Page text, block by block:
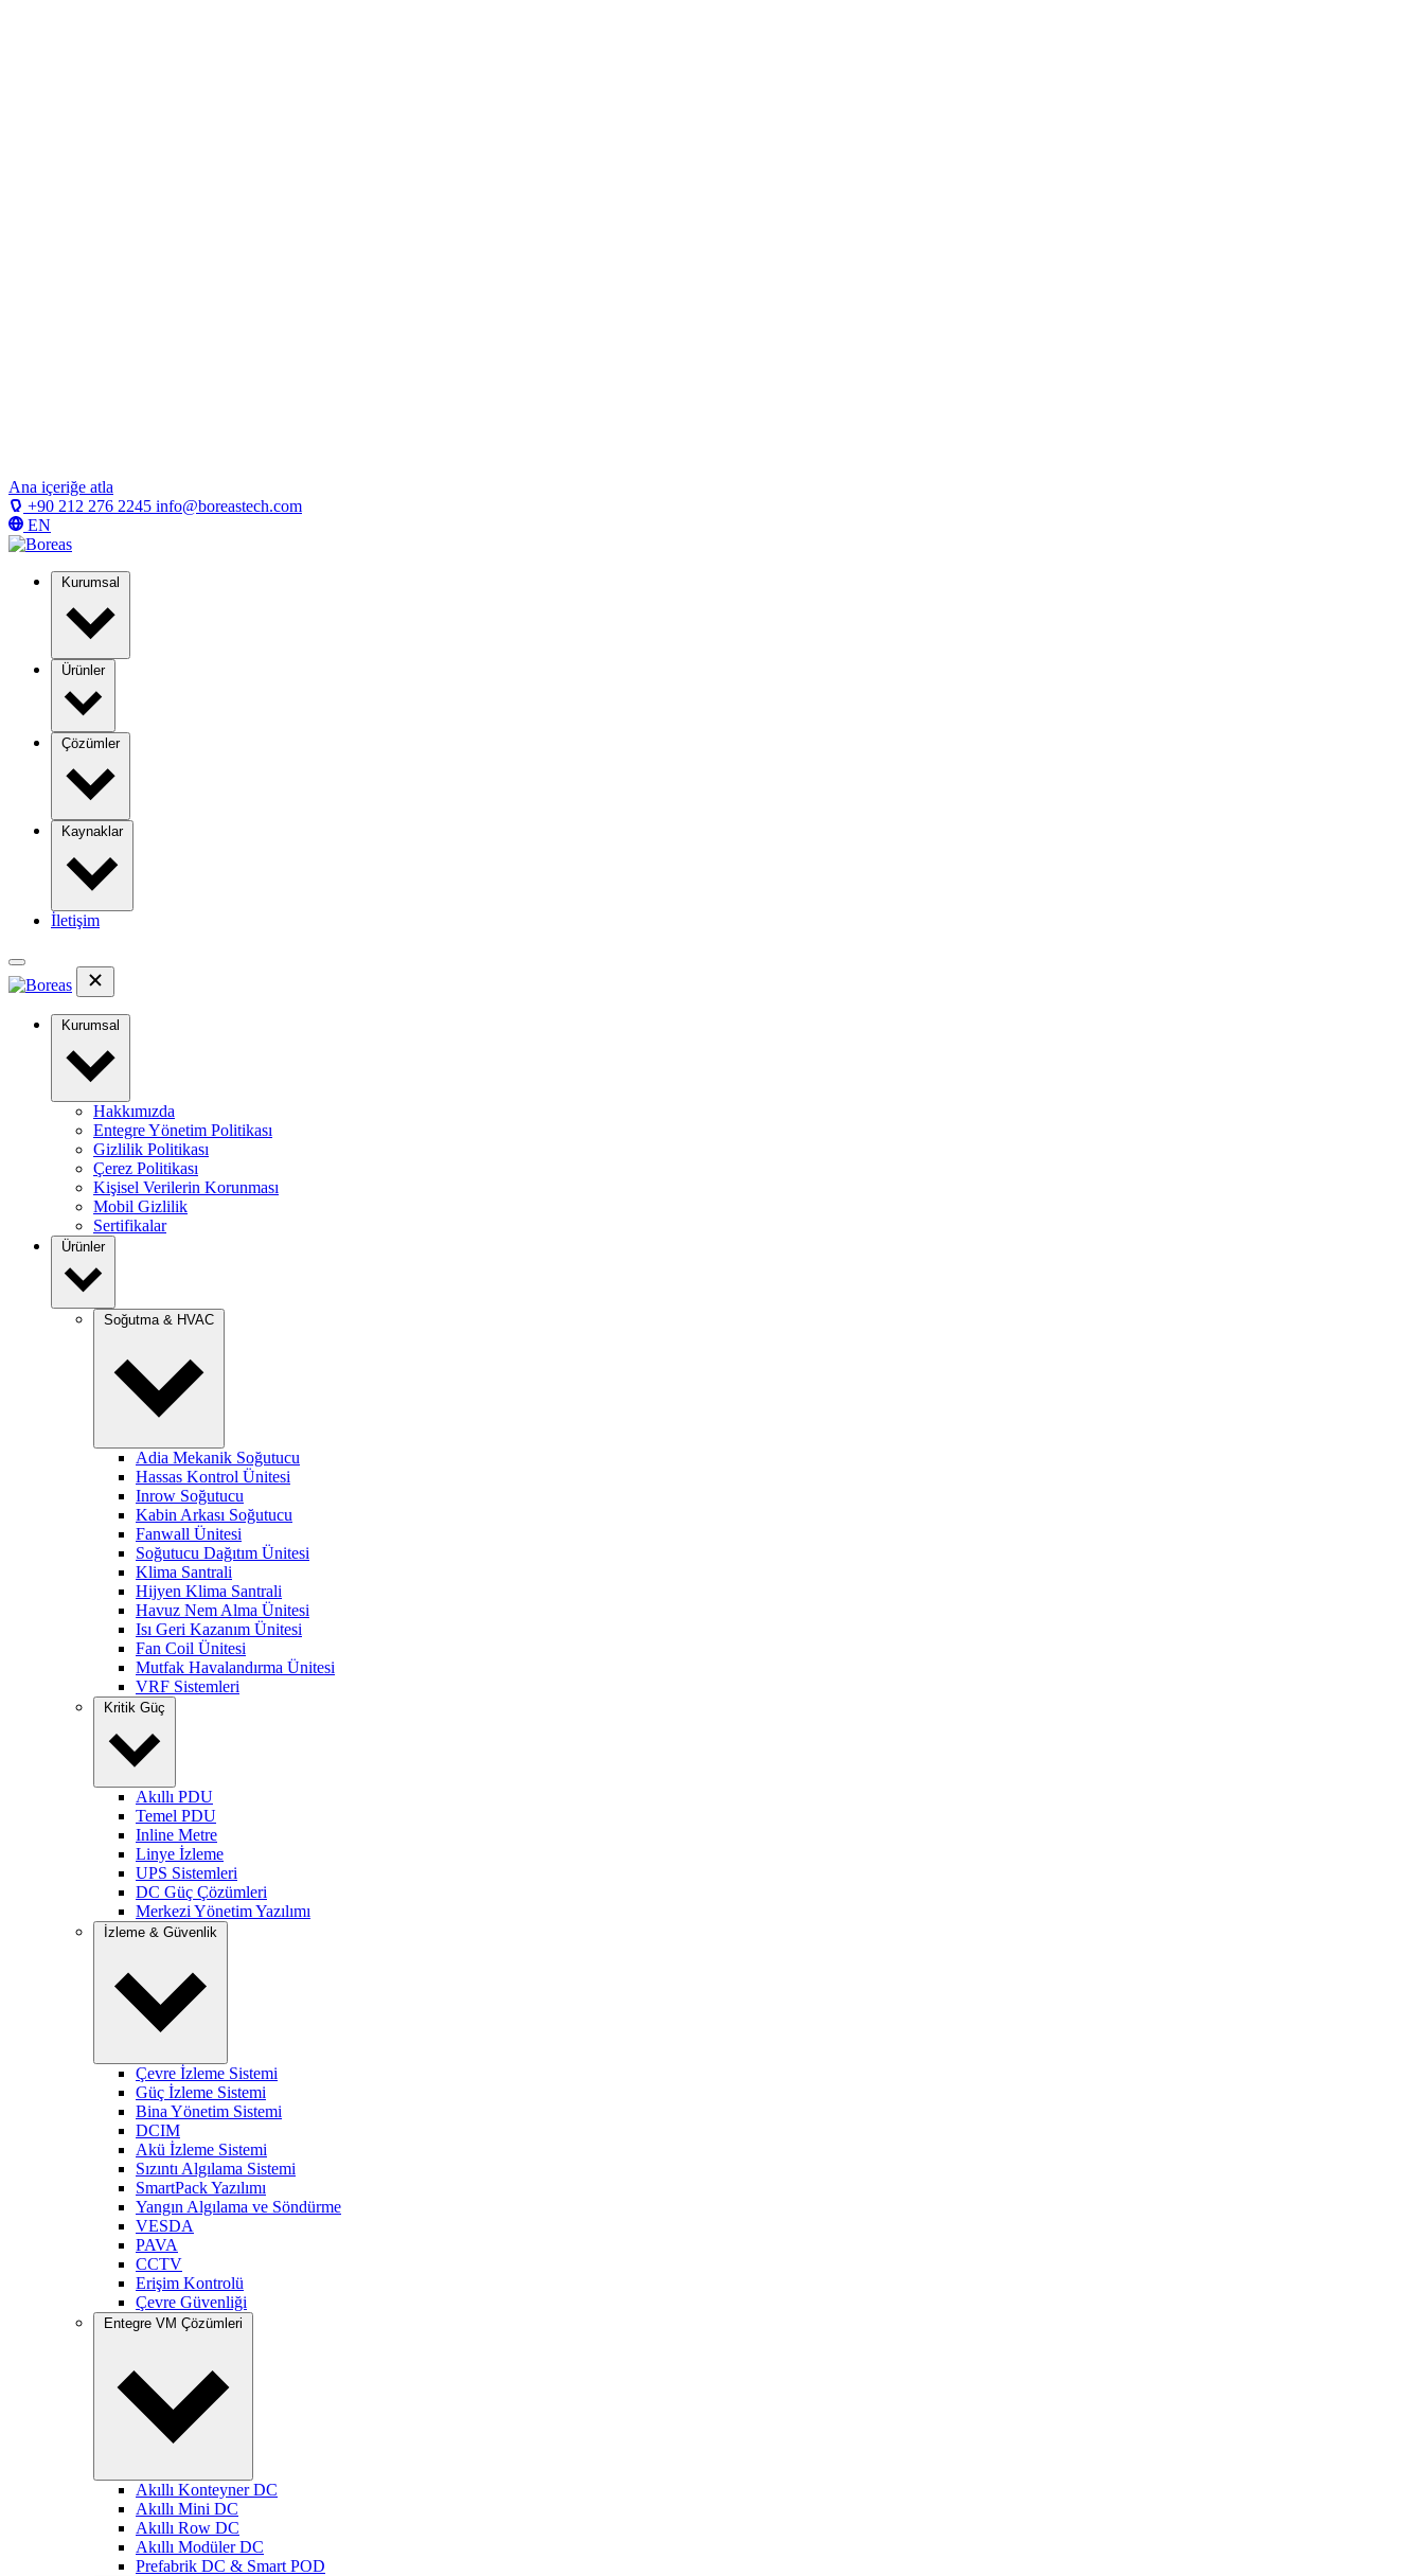
Ana içeriğe atla
+90 212 276 2245 info@boreastech.com
EN
Kurumsal
Ürünler
Çözümler
Kaynaklar
İletişim
Kurumsal
Hakkımızda
Entegre Yönetim Politikası
Gizlilik Politikası
Çerez Politikası
Kişisel Verilerin Korunması
Mobil Gizlilik
Sertifikalar
Ürünler
Soğutma & HVAC
Adia Mekanik Soğutucu
Hassas Kontrol Ünitesi
Inrow Soğutucu
Kabin Arkası Soğutucu
Fanwall Ünitesi
Soğutucu Dağıtım Ünitesi
Klima Santrali
Hijyen Klima Santrali
Havuz Nem Alma Ünitesi
Isı Geri Kazanım Ünitesi
Fan Coil Ünitesi
Mutfak Havalandırma Ünitesi
VRF Sistemleri
Kritik Güç
Akıllı PDU
Temel PDU
Inline Metre
Linye İzleme
UPS Sistemleri
DC Güç Çözümleri
Merkezi Yönetim Yazılımı
İzleme & Güvenlik
Çevre İzleme Sistemi
Güç İzleme Sistemi
Bina Yönetim Sistemi
DCIM
Akü İzleme Sistemi
Sızıntı Algılama Sistemi
SmartPack Yazılımı
Yangın Algılama ve Söndürme
VESDA
PAVA
CCTV
Erişim Kontrolü
Çevre Güvenliği
Entegre VM Çözümleri
Akıllı Konteyner DC
Akıllı Mini DC
Akıllı Row DC
Akıllı Modüler DC
Prefabrik DC & Smart POD